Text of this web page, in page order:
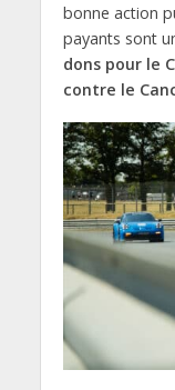
bonne action
payants sont
dons pour le
contre le